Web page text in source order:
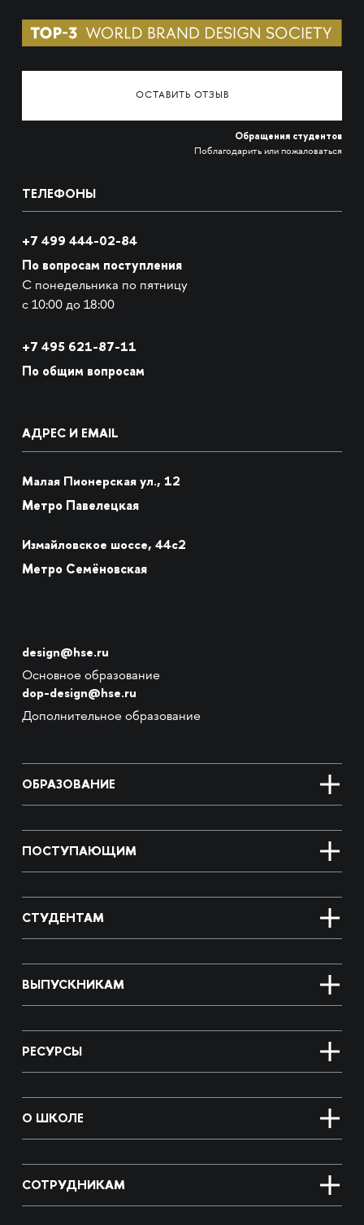
ОСТАВИТЬ ОТЗЫВ
Обращения студентов
Поблагодарить или пожаловаться
ТЕЛЕФОНЫ
+7 499 444-02-84
По вопросам поступления
С понедельника по пятницу
с 10:00 до 18:00
+7 495 621-87-11
По общим вопросам
АДРЕС И EMAIL
Малая Пионерская ул., 12
Метро Павелецкая
Измайловское шоссе, 44с2
Метро Семёновская
design@hse.ru
Основное образование
dop-design@hse.ru
Дополнительное образование
ОБРАЗОВАНИЕ
ПОСТУПАЮЩИМ
СТУДЕНТАМ
ВЫПУСКНИКАМ
РЕСУРСЫ
О ШКОЛЕ
СОТРУДНИКАМ